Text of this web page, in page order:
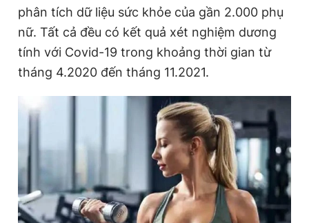
phân tích dữ liệu sức khỏe của gần 2.000 phụ
nữ. Tất cả đều có kết quả xét nghiệm dương
tính với Covid-19 trong khoảng thời gian từ
tháng 4.2020 đến tháng 11.2021.